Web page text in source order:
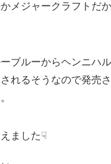
メジャークラフトだ
ブルーからヘンニハ
れるそうなので発売
ました☟